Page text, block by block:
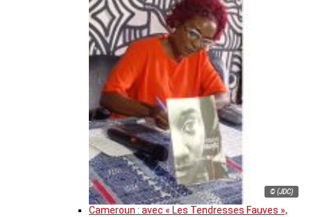
© (JDC)
Cameroun : avec « Les Tendresses Fauves »,